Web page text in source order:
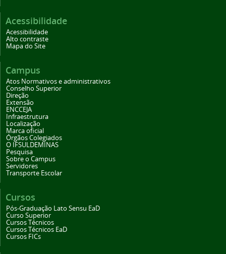
Acessibilidade
Acessibilidade
Alto contraste
Mapa do Site
Campus
Atos Normativos e administrativos
Conselho Superior
Direção
Extensão
ENCCEJA
Infraestrutura
Localização
Marca oficial
Órgãos Colegiados
O IFSULDEMINAS
Pesquisa
Sobre o Campus
Servidores
Transporte Escolar
Cursos
Pós-Graduação Lato Sensu EaD
Curso Superior
Cursos Técnicos
Cursos Técnicos EaD
Cursos FICs